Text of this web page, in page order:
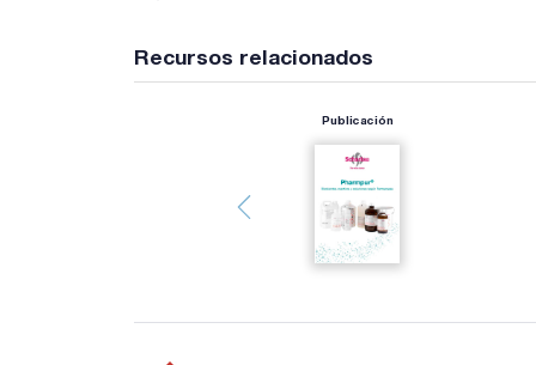
Recursos relacionados
Publicación